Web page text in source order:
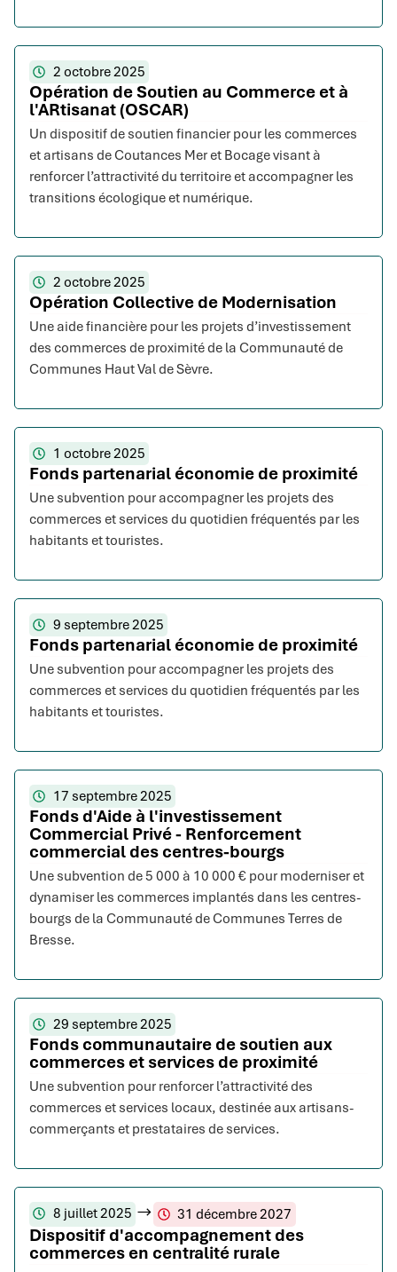
2 octobre 2025
Opération de Soutien au Commerce et à
l'ARtisanat (OSCAR)
Un dispositif de soutien financier pour les commerces
et artisans de Coutances Mer et Bocage visant à
renforcer l’attractivité du territoire et accompagner les
transitions écologique et numérique.
2 octobre 2025
Opération Collective de Modernisation
Une aide financière pour les projets d’investissement
des commerces de proximité de la Communauté de
Communes Haut Val de Sèvre.
1 octobre 2025
Fonds partenarial économie de proximité
Une subvention pour accompagner les projets des
commerces et services du quotidien fréquentés par les
habitants et touristes.
9 septembre 2025
Fonds partenarial économie de proximité
Une subvention pour accompagner les projets des
commerces et services du quotidien fréquentés par les
habitants et touristes.
17 septembre 2025
Fonds d'Aide à l'investissement
Commercial Privé - Renforcement
commercial des centres-bourgs
Une subvention de 5 000 à 10 000 € pour moderniser et
dynamiser les commerces implantés dans les centres-
bourgs de la Communauté de Communes Terres de
Bresse.
29 septembre 2025
Fonds communautaire de soutien aux
commerces et services de proximité
Une subvention pour renforcer l’attractivité des
commerces et services locaux, destinée aux artisans-
commerçants et prestataires de services.
8 juillet 2025 31 décembre 2027
Dispositif d'accompagnement des
commerces en centralité rurale